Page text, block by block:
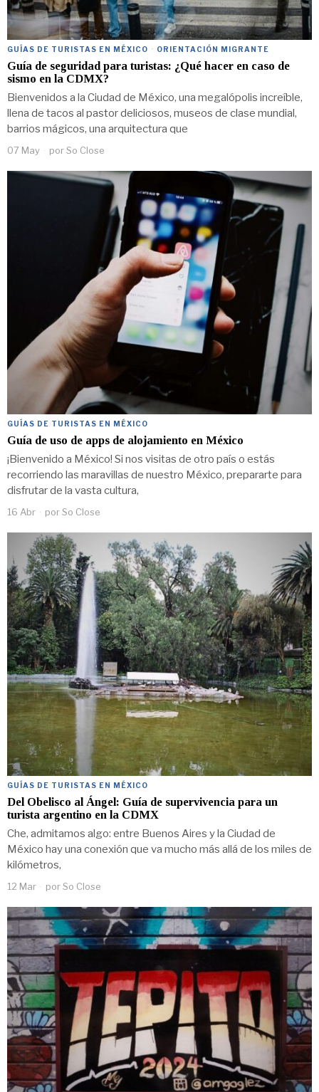
GUÍAS DE TURISTAS EN MÉXICO · ORIENTACIÓN MIGRANTE
Guía de seguridad para turistas: ¿Qué hacer en caso de
sismo en la CDMX?
Bienvenidos a la Ciudad de México, una megalópolis increíble,
llena de tacos al pastor deliciosos, museos de clase mundial,
barrios mágicos, una arquitectura que
07 May porSo Close
GUÍAS DE TURISTAS EN MÉXICO
Guía de uso de apps de alojamiento en México
¡Bienvenido a México! Si nos visitas de otro país o estás
recorriendo las maravillas de nuestro México, prepararte para
disfrutar de la vasta cultura,
16 Abr porSo Close
GUÍAS DE TURISTAS EN MÉXICO
Del Obelisco al Ángel: Guía de supervivencia para un
turista argentino en la CDMX
Che, admitamos algo: entre Buenos Aires y la Ciudad de
México hay una conexión que va mucho más allá de los miles de
kilómetros,
12 Mar porSo Close